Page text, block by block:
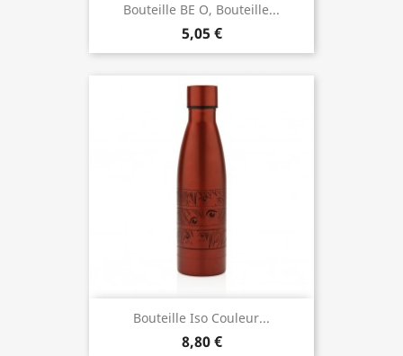
Bouteille BE O, Bouteille...
5,05 €
Bouteille Iso Couleur...
8,80 €